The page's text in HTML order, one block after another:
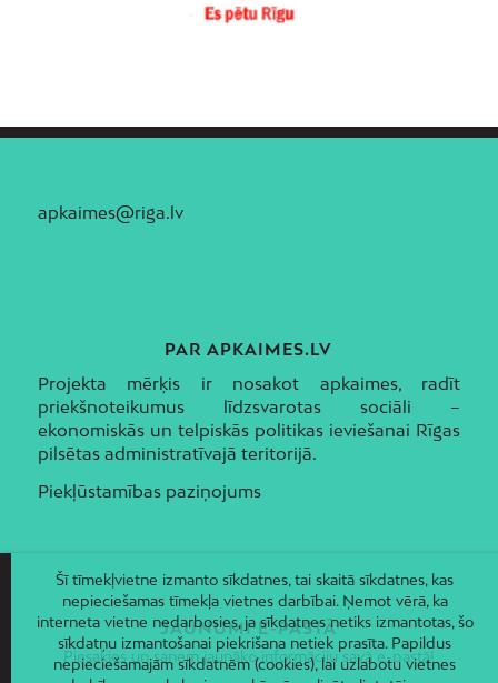
apkaimes@riga.lv
PAR APKAIMES.LV
Projekta mērķis ir nosakot apkaimes, radīt
priekšnoteikumus līdzsvarotas sociāli –
ekonomiskās un telpiskās politikas ieviešanai Rīgas
pilsētas administratīvajā teritorijā.
Piekļūstamības paziņojums
JAUNUMI E-PASTĀ
Piesakies un saņem jaunāko informāciju savā e-pastā!
Šī tīmekļvietne izmanto sīkdatnes, tai skaitā sīkdatnes, kas
nepieciešamas tīmekļa vietnes darbībai. Ņemot vērā, ka
interneta vietne nedarbosies, ja sīkdatnes netiks izmantotas, šo
sīkdatņu izmantošanai piekrišana netiek prasīta. Papildus
nepieciešamajām sīkdatnēm (cookies), lai uzlabotu vietnes